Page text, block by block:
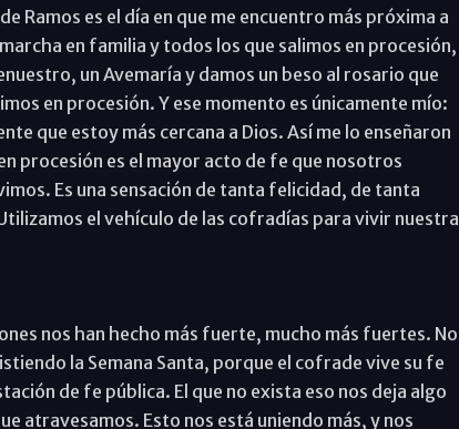
Ramos es el día en que me encuentro más próxima a
en familia y todos los que salimos en procesión,
un Avemaría y damos un beso al rosario que
en procesión. Y ese momento es únicamente mío:
que estoy más cercana a Dios. Así me lo enseñaron
procesión es el mayor acto de fe que nosotros
Es una sensación de tanta felicidad, de tanta
el vehículo de las cofradías para vivir nuestra
nos han hecho más fuerte, mucho más fuertes. No
la Semana Santa, porque el cofrade vive su fe
de fe pública. El que no exista eso nos deja algo
atravesamos. Esto nos está uniendo más, y nos